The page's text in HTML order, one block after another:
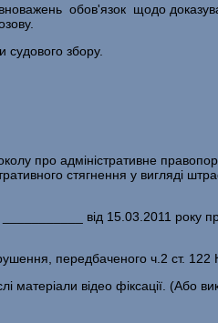
обов'язок щодо
судового збору.
про адміністративне
стягнення у вигляді
від 15.03.2011 року
передбаченого ч.2 ст. 122
відео фіксації. (Або